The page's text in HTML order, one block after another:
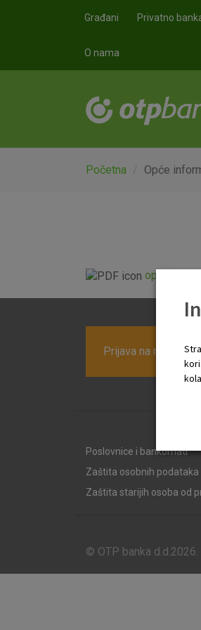
Građani Privatno
O nama
Početna Opće
Prijava na
Poslovnice i bankomati
Zaštita osobnih podataka
Zaštita starijih osoba od
© OTP banka